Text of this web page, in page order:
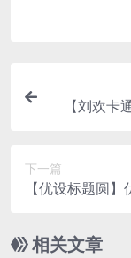
【刘欢卡
下一篇
【优设标题圆
相关文章